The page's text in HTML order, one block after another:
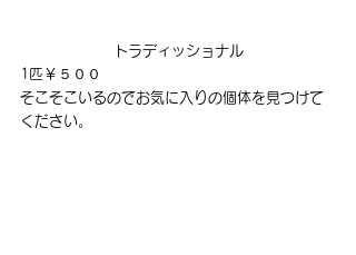
トラディッショナル
1匹￥５００
そこそこいるのでお気に入りの個体を見つけて
ください。